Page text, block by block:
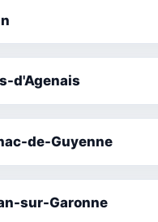
d'Agenais
de-Guyenne
sur-Garonne